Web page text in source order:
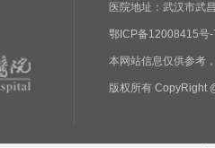
医院地址：武汉市武
鄂ICP备12008415号
本网站信息仅供参考
版权所有 CopyRight